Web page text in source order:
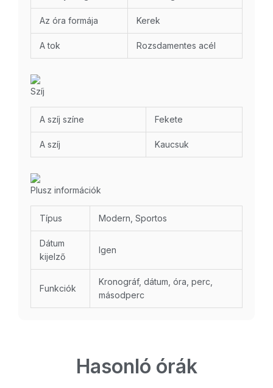
Az óra formája Kerek
A tok Rozsdamentes acél
Szíj
A szíj színe Fekete
A szíj Kaucsuk
Plusz információk
Típus Modern, Sportos
Dátum
kijelző
Igen
Funkciók
Kronográf, dátum, óra, perc,
másodperc
Hasonló órák